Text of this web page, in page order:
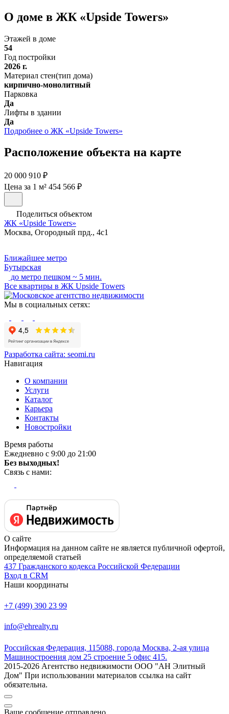
О доме в ЖК «Upside Towers»
Этажей в доме
54
Год постройки
2026 г.
Материал стен(тип дома)
кирпично-монолитный
Парковка
Да
Лифты в здании
Да
Подробнее о ЖК «Upside Towers»
Расположение объекта на карте
20 000 910 ₽
Цена за 1 м² 454 566 ₽
Поделиться объектом
ЖК «Upside Towers»
Москва, Огородный прд., 4с1
Ближайшее метро
Бутырская
до метро пешком ~ 5 мин.
Все квартиры в ЖК Upside Towers
Мы в социальных сетях:
Разработка сайта: seomi.ru
Навигация
О компании
Услуги
Каталог
Карьера
Контакты
Новостройки
Время работы
Ежедневно с 9:00 до 21:00
Без выходных!
Связь с нами:
О сайте
Информация на данном сайте не является публичной офертой,
определяемой статьей
437 Гражданского кодекса Российской Федерации
Вход в CRM
Наши координаты
+7 (499) 390 23 99
info@ehrealty.ru
Российская Федерация, 115088, города Москва, 2-ая улица
Машиностроения дом 25 строение 5 офис 415.
2015-2026 Агентство недвижимости ООО "АН Элитный
Дом" При использовании материалов ссылка на сайт
обязательна.